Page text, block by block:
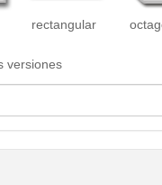
rectangular
versiones